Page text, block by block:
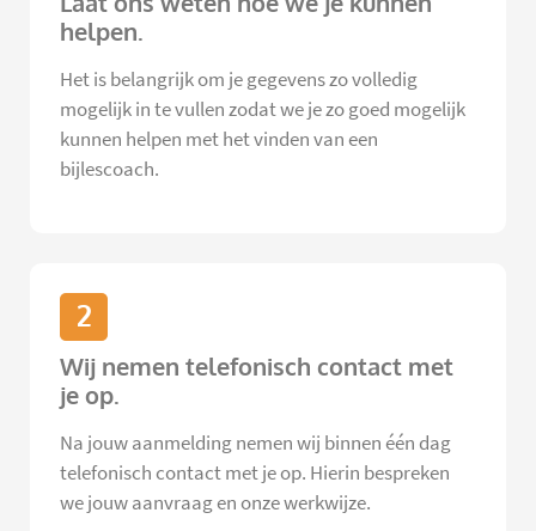
helpen.
Het is belangrijk om je gegevens zo volledig
mogelijk in te vullen zodat we je zo goed mogelijk
kunnen helpen met het vinden van een
bijlescoach.
2
Wij nemen telefonisch contact met
je op.
Na jouw aanmelding nemen wij binnen één dag
telefonisch contact met je op. Hierin bespreken
we jouw aanvraag en onze werkwijze.